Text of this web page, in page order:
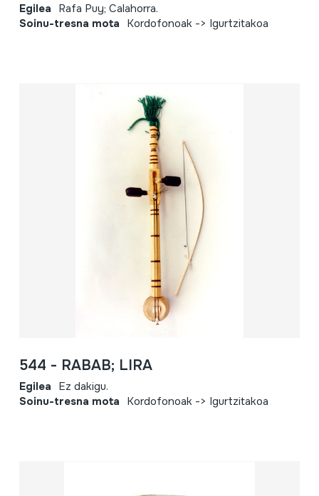
Egilea Rafa Puy; Calahorra.
Soinu-tresna mota Kordofonoak -> Igurtzitakoa
544 - RABAB; LIRA
Egilea Ez dakigu.
Soinu-tresna mota Kordofonoak -> Igurtzitakoa